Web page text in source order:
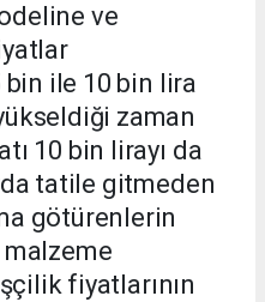
ve
bin ile 10 bin lira
zaman
10 bin lirayı da
tatile gitmeden
götürenlerin
malzeme
fiyatlarının